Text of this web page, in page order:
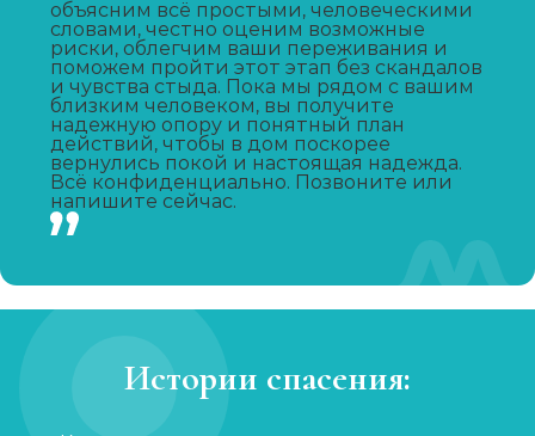
Капельница от запоя
от 2 000 ₽ Записаться
Капельница от похмелья
от 1 500 ₽ Записаться
Лечение женского алкоголизма
объясним всё простыми, человеческими
словами, честно оценим возможные
риски, облегчим ваши переживания и
поможем пройти этот этап без скандалов
и чувства стыда. Пока мы рядом с вашим
близким человеком, вы получите
надежную опору и понятный план
действий, чтобы в дом поскорее
вернулись покой и настоящая надежда.
Всё конфиденциально. Позвоните или
напишите сейчас.
Истории спасения: